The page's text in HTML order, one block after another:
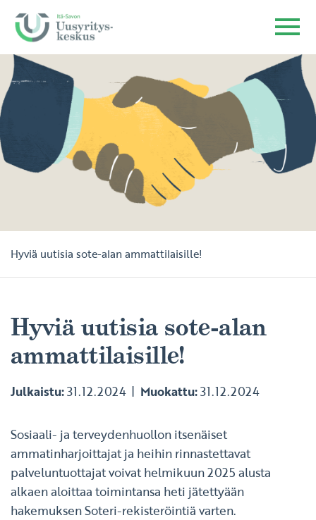
Hyviä uutisia sote-alan ammattilaisille!
Hyviä uutisia sote-alan
ammattilaisille!
Julkaistu:31.12.2024 Muokattu:31.12.2024
Sosiaali- ja terveydenhuollon itsenäiset
ammatinharjoittajat ja heihin rinnastettavat
palveluntuottajat voivat helmikuun 2025 alusta
alkaen aloittaa toimintansa heti jätettyään
hakemuksen Soteri-rekisteröintiä varten.